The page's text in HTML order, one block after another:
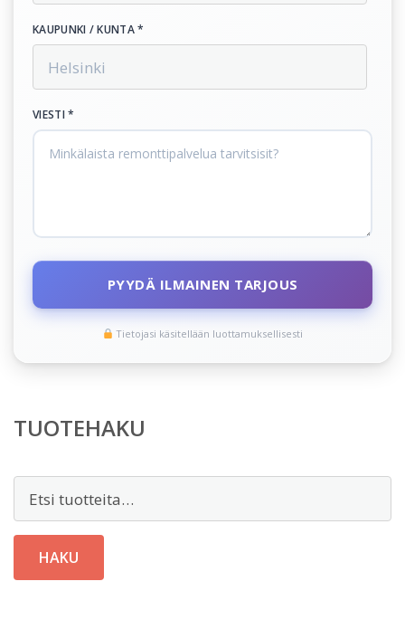
KAUPUNKI / KUNTA *
VIESTI *
PYYDÄ ILMAINEN TARJOUS
Tietojasi käsitellään luottamuksellisesti
TUOTEHAKU
HAKU